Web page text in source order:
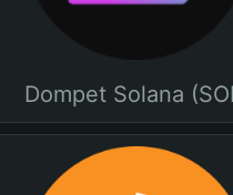
Dompet Solana